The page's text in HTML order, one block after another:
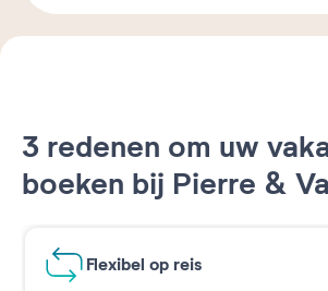
3 redenen om uw
boeken bij Pierre &
Flexibel op reis